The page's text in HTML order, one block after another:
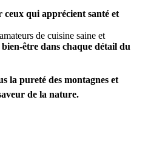
qui apprécient santé et
de cuisine saine et
bien-être dans chaque détail du
la pureté des montagnes et
de la nature.